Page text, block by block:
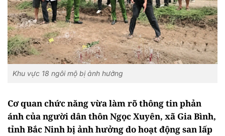
Khu vực 18 ngôi mộ bị ảnh hưởng
Cơ quan chức năng vừa làm rõ thông tin phản
ánh của người dân thôn Ngọc Xuyên, xã Gia Bình,
tỉnh Bắc Ninh bị ảnh hưởng do hoạt động san lấp